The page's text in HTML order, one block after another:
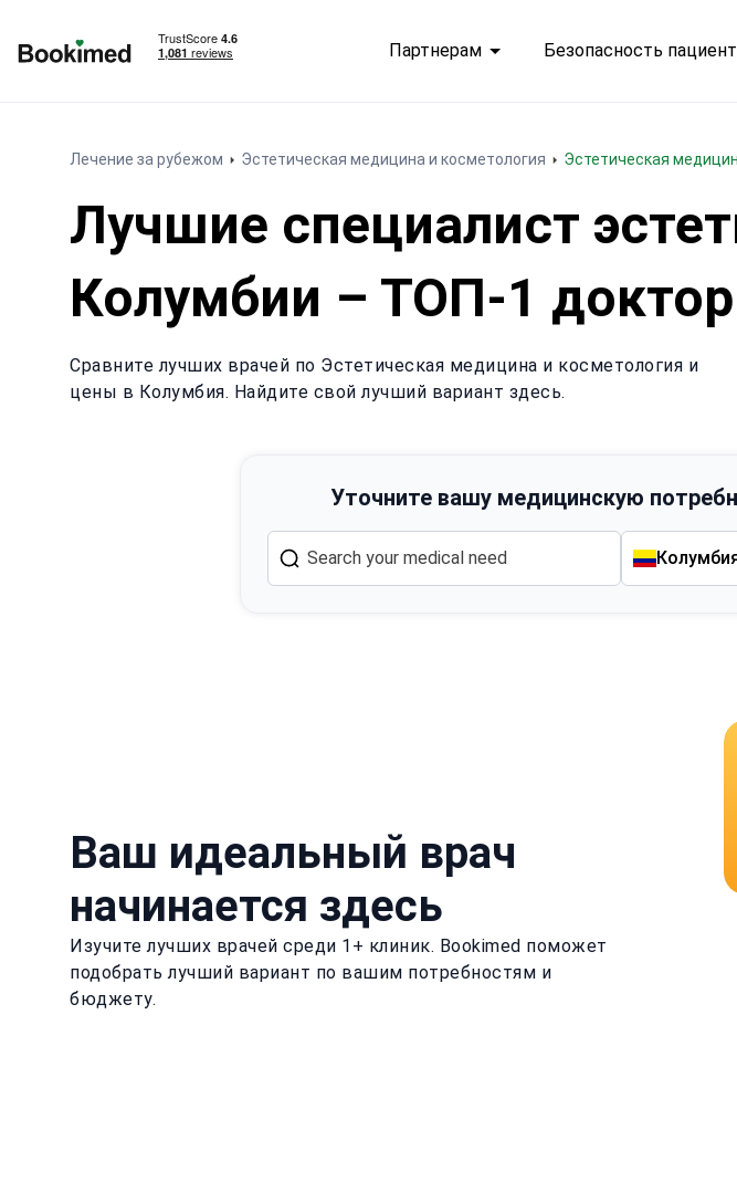
Партнерам Безопасность
Лечение за рубежом Эстетическая медицина и косметология Эстетическая
Лучшие специалист
Колумбии – ТОП-1 доктор
Сравните лучших врачей по Эстетическая медицина и косметология и
цены в Колумбия. Найдите свой лучший вариант здесь.
Уточните вашу медицинскую
Ваш идеальный врач
начинается здесь
Изучите лучших врачей среди 1+ клиник. Bookimed поможет
подобрать лучший вариант по вашим потребностям и
бюджету.